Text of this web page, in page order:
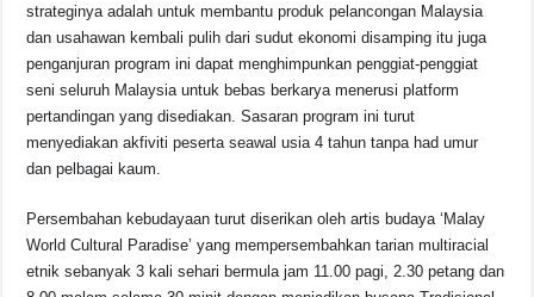
strateginya adalah untuk membantu produk pelancongan Malaysia
dan usahawan kembali pulih dari sudut ekonomi disamping itu juga
penganjuran program ini dapat menghimpunkan penggiat-penggiat
seni seluruh Malaysia untuk bebas berkarya menerusi platform
pertandingan yang disediakan. Sasaran program ini turut
menyediakan akfiviti peserta seawal usia 4 tahun tanpa had umur
dan pelbagai kaum.
Persembahan kebudayaan turut diserikan oleh artis budaya ‘Malay
World Cultural Paradise’ yang mempersembahkan tarian multiracial
etnik sebanyak 3 kali sehari bermula jam 11.00 pagi, 2.30 petang dan